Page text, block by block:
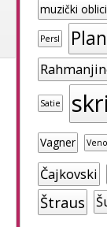
muzički oblici
Persl
Satie
Vagner
Čajkovski
Štraus